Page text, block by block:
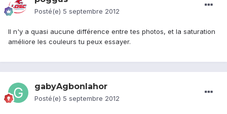
Posté(e) 5 septembre 2012
Il n'y a quasi aucune différence entre tes photos, et la saturation
améliore les couleurs tu peux essayer.
gabyAgbonlahor
Posté(e) 5 septembre 2012